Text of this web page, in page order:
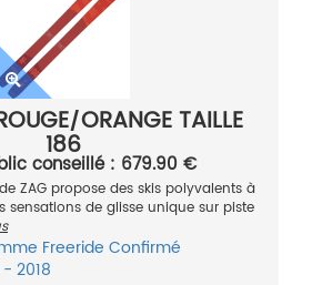
ORANGE TAILLE
186
conseillé : 679.90 €
ZAG propose des skis polyvalents à
de glisse unique sur piste
Freeride Confirmé
- 2018